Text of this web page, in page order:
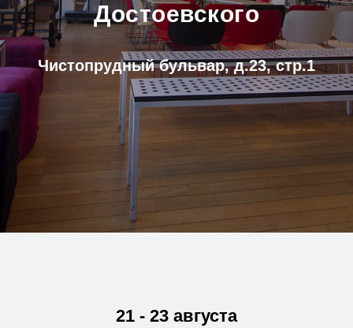
Достоевского
Чистопрудный бульвар, д.23, стр.1
21 - 23 августа